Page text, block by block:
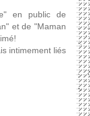
en public de
et de "Maman
intimement liés